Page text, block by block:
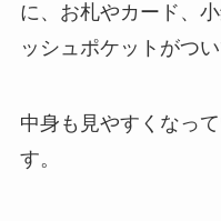
に、お札やカード、
ッシュポケットがつい
中身も見やすくなっ
す。